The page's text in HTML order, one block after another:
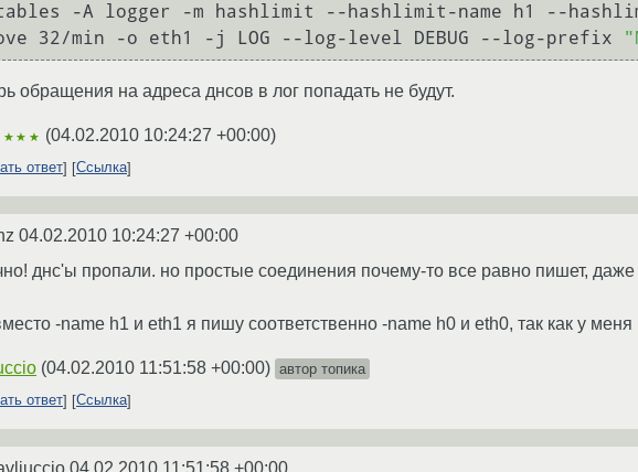
-A logger -m hashlimit --hashlimit-name h1 --
32/min -o eth1 -j LOG --log-level DEBUG --log-prefix
обращения на адреса днсов в лог попадать не будут.
(04.02.2010 10:24:27 +00:00)
ответ Ссылка
04.02.2010 10:24:27 +00:00
днс'ы пропали. но простые соединения почему-то все равно пишет,
-name h1 и eth1 я пишу соответственно -name h0 и eth0, так как у
(04.02.2010 11:51:58 +00:00) автор топика
ответ
Ссылка
04.02.2010 11:51:58 +00:00